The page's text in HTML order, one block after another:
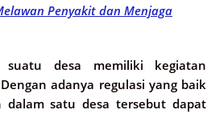
Penyakit dan Menjaga
desa memiliki kegiatan
adanya regulasi yang baik
dalam satu desa tersebut dapat